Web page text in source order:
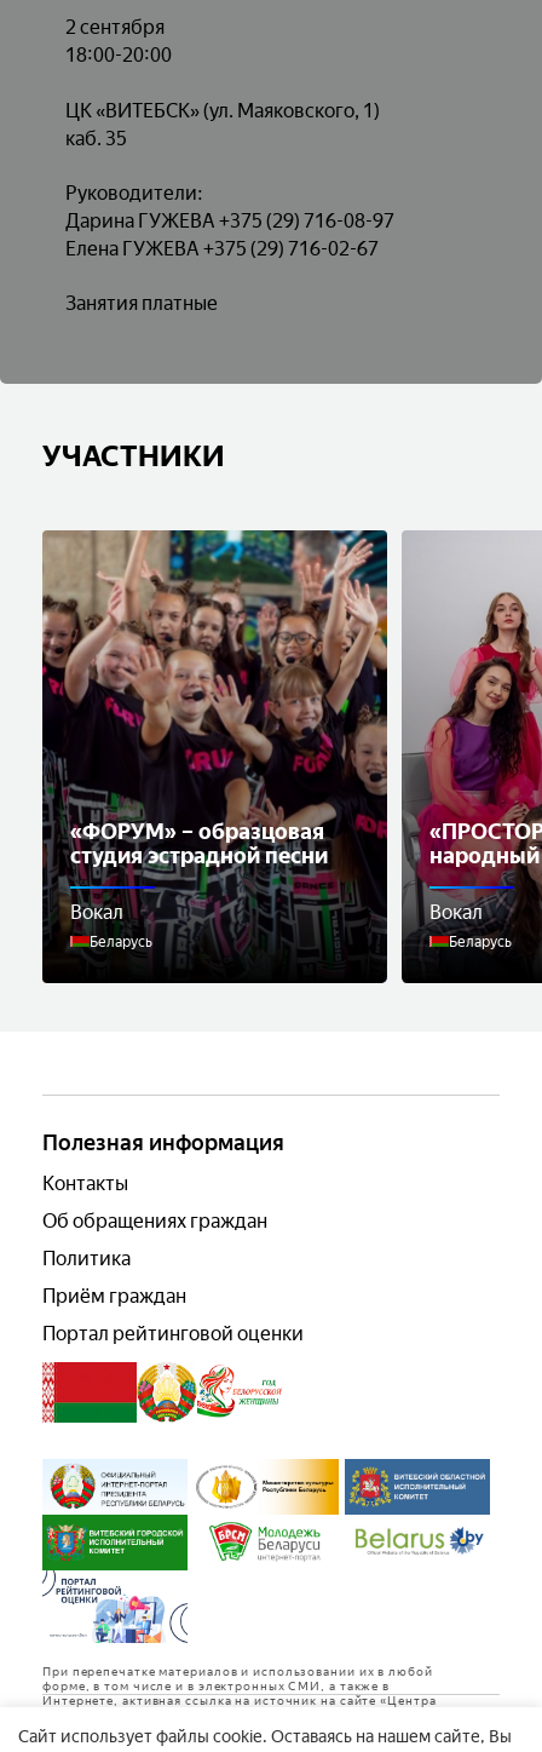
2 сентября
18:00-20:00
ЦК «ВИТЕБСК» (ул. Маяковского, 1)
каб. 35
Руководители:
Дарина ГУЖЕВА +375 (29) 716-08-97
Елена ГУЖЕВА +375 (29) 716-02-67
Занятия платные
УЧАСТНИКИ
«ФОРУМ» – образцовая
студия эстрадной песни
Вокал
Беларусь
народный
музыки
Вокал
Беларусь
Полезная информация
Контакты
Об обращениях граждан
Политика
Приём граждан
Портал рейтинговой оценки
Cайт использует файлы cookie. Оставаясь на нашем сайте, Вы
При перепечатке материалов и использовании их в любой
форме, в том числе и в электронных СМИ, а также в
Интернете, активная ссылка на источник на сайте «Центра